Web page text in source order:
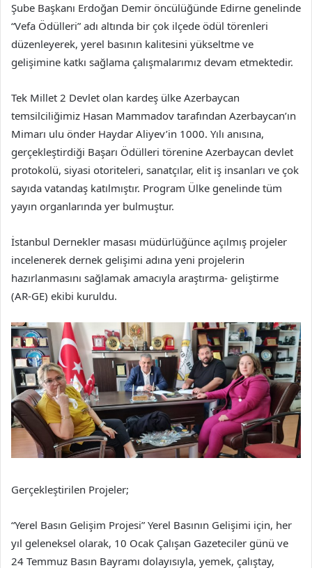
Şube Başkanı Erdoğan Demir öncülüğünde Edirne genelinde
“Vefa Ödülleri” adı altında bir çok ilçede ödül törenleri
düzenleyerek, yerel basının kalitesini yükseltme ve
gelişimine katkı sağlama çalışmalarımız devam etmektedir.
Tek Millet 2 Devlet olan kardeş ülke Azerbaycan
temsilciliğimiz Hasan Mammadov tarafından Azerbaycan’ın
Mimarı ulu önder Haydar Aliyev’in 1000. Yılı anısına,
gerçekleştirdiği Başarı Ödülleri törenine Azerbaycan devlet
protokolü, siyasi otoriteleri, sanatçılar, elit iş insanları ve çok
sayıda vatandaş katılmıştır. Program Ülke genelinde tüm
yayın organlarında yer bulmuştur.
İstanbul Dernekler masası müdürlüğünce açılmış projeler
incelenerek dernek gelişimi adına yeni projelerin
hazırlanmasını sağlamak amacıyla araştırma- geliştirme
(AR-GE) ekibi kuruldu.
Gerçekleştirilen Projeler;
“Yerel Basın Gelişim Projesi” Yerel Basının Gelişimi için, her
yıl geleneksel olarak, 10 Ocak Çalışan Gazeteciler günü ve
24 Temmuz Basın Bayramı dolayısıyla, yemek, çalıştay,